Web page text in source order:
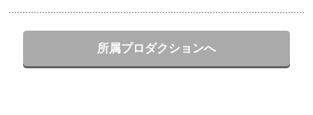
所属プロダクションへ